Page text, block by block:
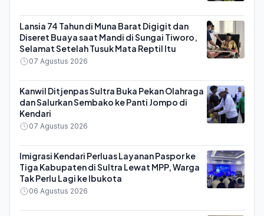
Lansia 74 Tahun di Muna Barat Digigit dan
Diseret Buaya saat Mandi di Sungai Tiworo,
Selamat Setelah Tusuk Mata Reptil Itu
07 Agustus 2026
Kanwil Ditjenpas Sultra Buka Pekan Olahraga
dan Salurkan Sembako ke Panti Jompo di
Kendari
07 Agustus 2026
Imigrasi Kendari Perluas Layanan Paspor ke
Tiga Kabupaten di Sultra Lewat MPP, Warga
Tak Perlu Lagi ke Ibukota
06 Agustus 2026